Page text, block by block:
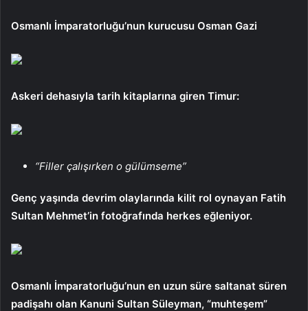
Osmanlı İmparatorluğu’nun kurucusu Osman Gazi
Askeri dehasıyla tarih kitaplarına giren Timur:
“Filler çalışırken o gülümseme”
Genç yaşında devrim olaylarında kilit rol oynayan Fatih
Sultan Mehmet’in fotoğrafında herkes eğleniyor.
Osmanlı İmparatorluğu’nun en uzun süre saltanat süren
padişahı olan Kanuni Sultan Süleyman, “muhteşem”